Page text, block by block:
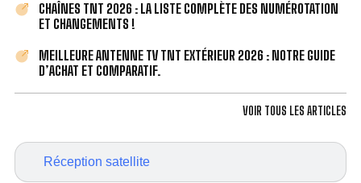
Réception satellite
CHAÎNES TNT 2026 : LA LISTE COMPLÈTE DES NUMÉROTATION
ET CHANGEMENTS !
MEILLEURE ANTENNE TV TNT EXTÉRIEUR 2026 : NOTRE GUIDE
D’ACHAT ET COMPARATIF.
VOIR TOUS LES ARTICLES